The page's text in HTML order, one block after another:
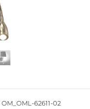
OM_OML-62611-02